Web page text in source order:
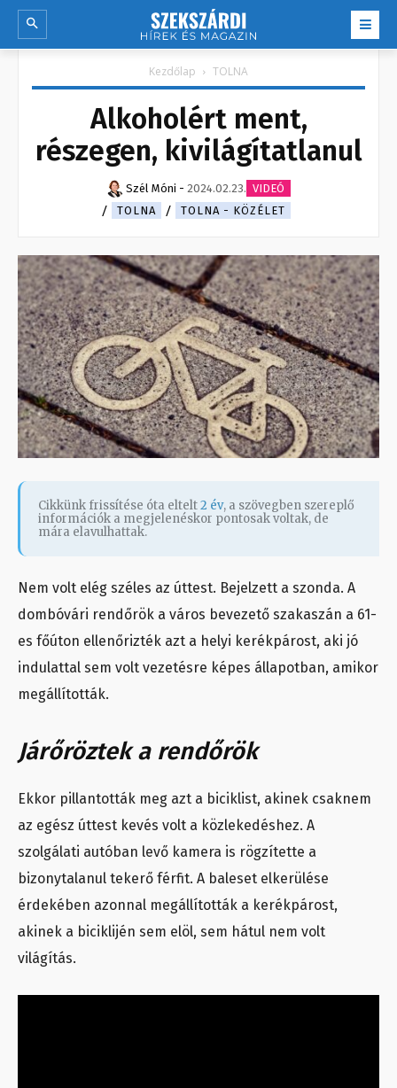
Kezdőlap TOLNA
Alkoholért ment,
részegen, kivilágítatlanul
Szél Móni - 2024.02.23. VIDEÓ
TOLNA
TOLNA - KÖZÉLET
Cikkünk frissítése óta eltelt2 év, a szövegben szereplő
információk a megjelenéskor pontosak voltak, de
mára elavulhattak.
Nem volt elég széles az úttest. Bejelzett a szonda. A
dombóvári rendőrök a város bevezető szakaszán a 61-
es főúton ellenőrizték azt a helyi kerékpárost, aki jó
indulattal sem volt vezetésre képes állapotban, amikor
megállították.
Járőröztek a rendőrök
Ekkor pillantották meg azt a biciklist, akinek csaknem
az egész úttest kevés volt a közlekedéshez. A
szolgálati autóban levő kamera is rögzítette a
bizonytalanul tekerő férfit. A baleset elkerülése
érdekében azonnal megállították a kerékpárost,
akinek a biciklijén sem elöl, sem hátul nem volt
világítás.